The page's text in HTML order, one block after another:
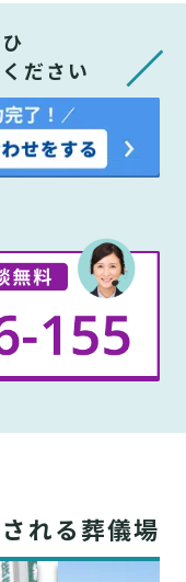
ださい
れる葬儀場